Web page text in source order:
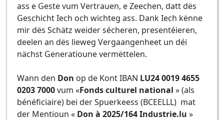
ass e Geste vum Vertrauen, e Zeechen, datt dës
Geschicht Iech och wichteg ass. Dank Iech kënne
mir dës Schätz weider sécheren, presentéieren,
deelen an dës lieweg Vergaangenheet un déi
nächst Generatioune vermëttelen.
Wann den Don op de Kont IBAN LU24 0019 4655
0203 7000vum «Fonds culturel national » (als
bénéficiaire) bei der Spuerkeess (BCEELLL) mat
der Mentioun « Don à 2025/164 Industrie.lu »